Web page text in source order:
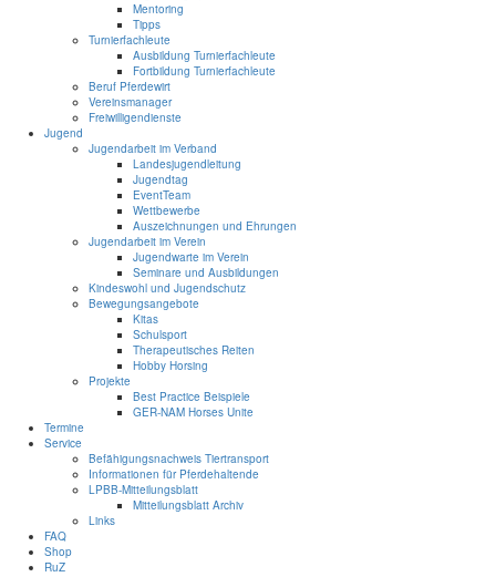
Mentoring
Tipps
Turnierfachleute
Ausbildung Turnierfachleute
Fortbildung Turnierfachleute
Beruf Pferdewirt
Vereinsmanager
Freiwilligendienste
Jugend
Jugendarbeit im Verband
Landesjugendleitung
Jugendtag
EventTeam
Wettbewerbe
Auszeichnungen und Ehrungen
Jugendarbeit im Verein
Jugendwarte im Verein
Seminare und Ausbildungen
Kindeswohl und Jugendschutz
Bewegungsangebote
Kitas
Schulsport
Therapeutisches Reiten
Hobby Horsing
Projekte
Best Practice Beispiele
GER-NAM Horses Unite
Termine
Service
Befähigungsnachweis Tiertransport
Informationen für Pferdehaltende
LPBB-Mitteilungsblatt
Mitteilungsblatt Archiv
Links
FAQ
Shop
RuZ